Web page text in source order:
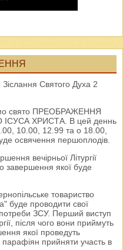
Зіслання Святого Духа 2
свято ПРЕОБРАЖЕННЯ
ХРИСТА. В цей деннь
10.00, 12.99 та о 18.00,
освячення першоплодів.
вечірньої Літургії
завершення якої буде
товариство
буде проводити свої
ЗСУ. Перший виступ
після чого вони приймуть
якої проведуть
прийняти участь в